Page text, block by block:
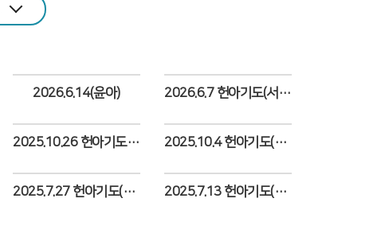
Views
2026.6.14(윤아)
Views
2026.6.7 헌아기도(서율)
Views
2025.10.26 헌아기도(윤우)
Views
2025.10.4 헌아기도(하준)
2025.7.27 헌아기도(해이) 2025.7.13 헌아기도(그림)